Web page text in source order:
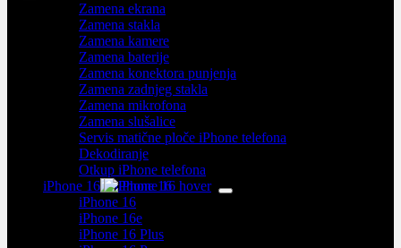
Zamena ekrana
Zamena stakla
Zamena kamere
Zamena baterije
Zamena konektora punjenja
Zamena zadnjeg stakla
Zamena mikrofona
Zamena slušalice
Servis matične ploče iPhone telefona
Dekodiranje
Otkup iPhone telefona
iPhone 16
iPhone 16
iPhone 16e
iPhone 16 Plus